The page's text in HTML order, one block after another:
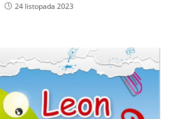
24 listopada 2023